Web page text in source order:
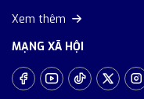
Xem thêm
MẠNG XÃ HỘI